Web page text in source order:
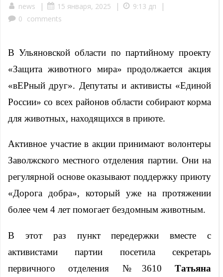
news | 15 января, 2025 | 9:13 дп |
0 comments
В Ульяновской области по партийному проекту
«Защита животного мира» продолжается акция
«вЕРный друг». Депутаты и активисты «Единой
России» со всех районов области собирают корма
для животных, находящихся в приюте.
Активное участие в акции принимают волонтеры
Заволжского местного отделения партии. Они на
регулярной основе оказывают поддержку приюту
«Дорога добра», который уже на протяжении
более чем 4 лет помогает бездомным животным.
В этот раз пункт передержки вместе с
активистами партии посетила секретарь
первичного отделения №3610 Татьяна